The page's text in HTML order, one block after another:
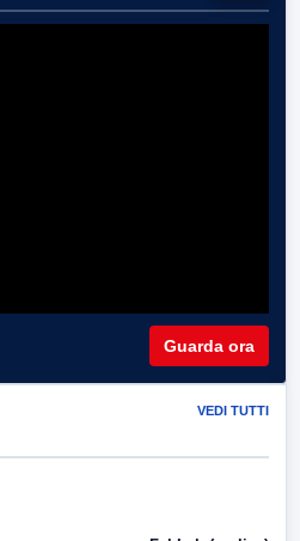
Guarda ora
VEDI TUTTI